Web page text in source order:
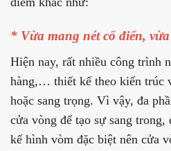
* Vừa mang nét cổ điển,
Hiện nay, rất nhiều công trình
hàng,… thiết kế theo kiến trúc
hoặc sang trọng. Vì vậy, đa
cửa vòng để tạo sự sang
kế hình vòm đặc biệt nên cửa